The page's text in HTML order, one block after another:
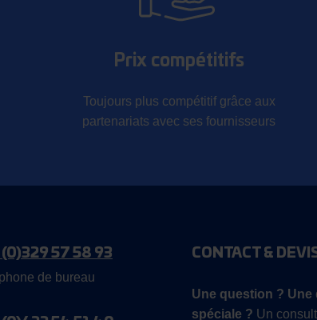
Prix compétitifs
Toujours plus compétitif grâce aux
partenariats avec ses fournisseurs
(0)329 57 58 93
de bureau
CONTACT &
Une question ? Une
spéciale ? Un